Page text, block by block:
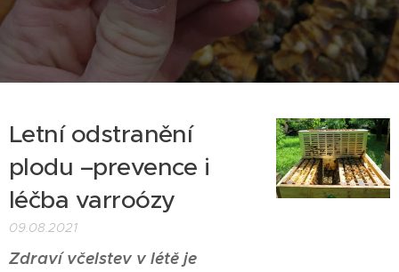
Letní odstranění
plodu –prevence i
léčba varroózy
09.08.2021
Zdraví včelstev v létě je